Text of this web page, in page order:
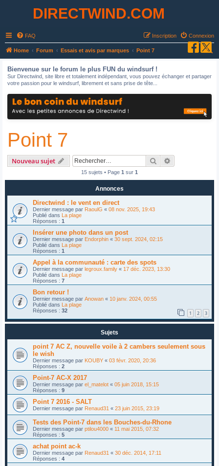
DIRECTWIND.COM
FAQ Connexion
Inscription
Home Forum Essais et avis par marques Point 7
Bienvenue sur le forum le plus FUN du windsurf !
Sur Directwind, site libre et totalement indépendant, vous pouvez échanger et partager
votre passion pour le windsurf, librement et sans prise de tête...
Point 7
Nouveau sujet Rechercher
15 sujets • Page 1 sur 1
Annonces
Directwind : le vent en direct
Dernier message par RaoulG « 08 nov. 2025, 19:43
Publié dans La plage
Réponses : 1
Insérer une photo dans un post
Dernier message par Endorphin « 30 sept. 2024, 02:15
Publié dans La plage
Réponses : 1
Appel à la communauté : carte des spots
Dernier message par legroux.family « 17 déc. 2023, 13:30
Publié dans La plage
Réponses : 7
Bon retour !
Dernier message par Anowan « 10 janv. 2024, 00:55
Publié dans La plage
Réponses : 32 1 2 3
Sujets
point 7 AC Z, nouvelle voile à 2 cambers seulement sous
le wish
Dernier message par KOUBY « 03 févr. 2020, 20:36
Réponses : 2
Point-7 AC-X 2017
Dernier message par el_matelot « 05 juin 2018, 15:15
Réponses : 9
Point 7 2016 - SALT
Dernier message par Renaud31 « 23 juin 2015, 23:19
Tests des Point-7 dans les Bouches-du-Rhone
Dernier message par ptilou4000 « 11 mai 2015, 07:32
Réponses : 5
achat point ac-k
Dernier message par Renaud31 « 30 déc. 2014, 17:11
Réponses : 4